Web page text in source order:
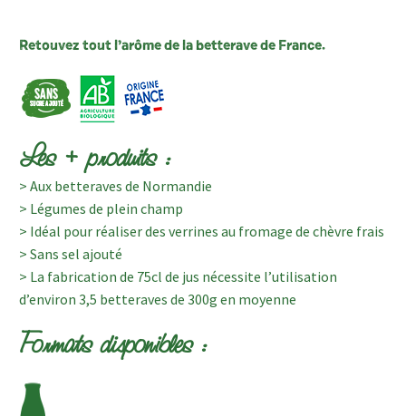
Retouvez tout l’arôme de la betterave de France.
Les + produits :
> Aux betteraves de Normandie
> Légumes de plein champ
> Idéal pour réaliser des verrines au fromage de chèvre frais
> Sans sel ajouté
> La fabrication de 75cl de jus nécessite l’utilisation
d’environ 3,5 betteraves de 300g en moyenne
Formats disponibles :